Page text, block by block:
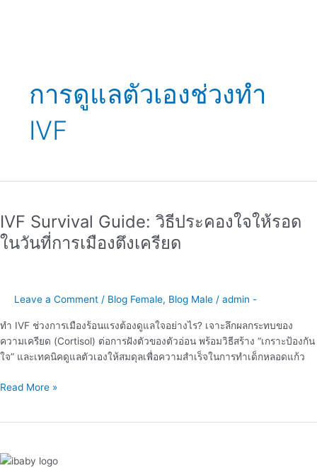
การดูแลตัวเองช่วงทำ
IVF
IVF Survival Guide: วิธีประคองใจให้รอด
ในวันที่การเมืองตึงเครียด
Leave a Comment / Blog Female, Blog Male / admin -
ทำ IVF ช่วงการเมืองร้อนแรงต้องดูแลใจอย่างไร? เจาะลึกผลกระทบของ
ความเครียด (Cortisol) ต่อการฝังตัวของตัวอ่อน พร้อมวิธีสร้าง “เกราะป้องกัน
ใจ” และเทคนิคดูแลตัวเองให้สมดุลเพื่อความสำเร็จในการทำเด็กหลอดแก้ว
Guide:
วิธี
ประคอง
รอด
วัน
ที่
การเมือง
Read More »